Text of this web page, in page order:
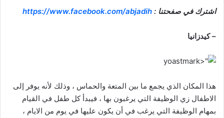
اشترك في صفحتنا : https://www.facebook.com/abjadih
– كيدزانيا
هذا المكان الذي يجمع ما بين المتعة والحماس ، وذلك لأنه يوفر إلى
الاطفال زي الوظيفة التي يرغبون بها ، فيبدأ كل طفل في القيام
بمهام الوظيفة التي يرغب في أن يكون عليها في يوم من الايام ،